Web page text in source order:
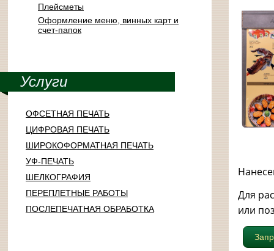
Плейсметы
Оформление меню, винных карт и
счет-папок
Услуги
ОФСЕТНАЯ ПЕЧАТЬ
ЦИФРОВАЯ ПЕЧАТЬ
ШИРОКОФОРМАТНАЯ ПЕЧАТЬ
УФ-ПЕЧАТЬ
ШЕЛКОГРАФИЯ
ПЕРЕПЛЕТНЫЕ РАБОТЫ
ПОСЛЕПЕЧАТНАЯ ОБРАБОТКА
Для
или